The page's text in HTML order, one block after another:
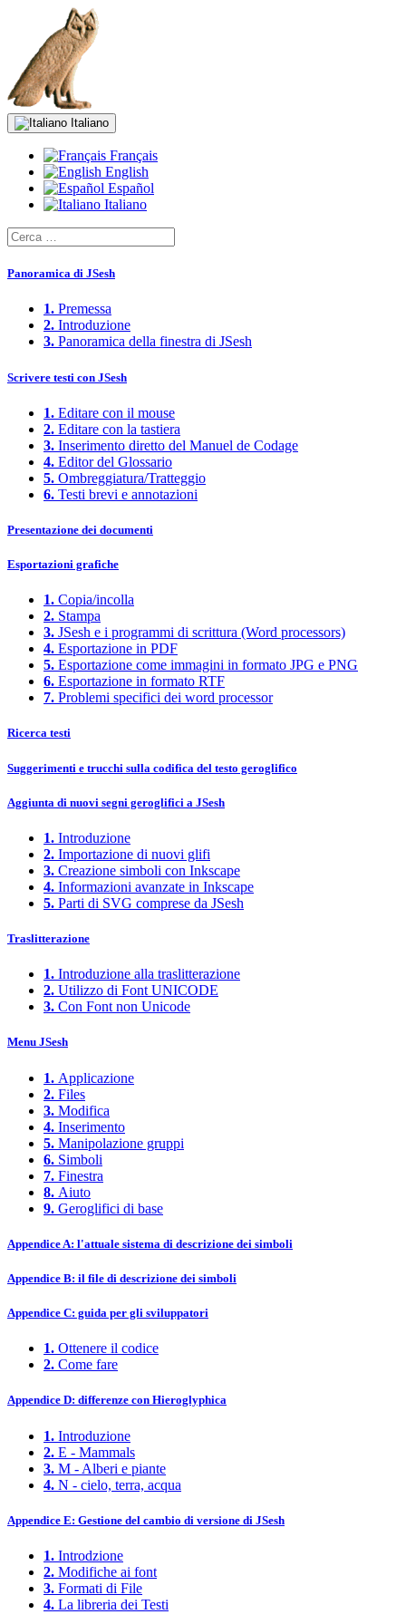
Italiano
Français
English
Español
Italiano
Panoramica di JSesh
1. Premessa
2. Introduzione
3. Panoramica della finestra di JSesh
Scrivere testi con JSesh
1. Editare con il mouse
2. Editare con la tastiera
3. Inserimento diretto del Manuel de Codage
4. Editor del Glossario
5. Ombreggiatura/Tratteggio
6. Testi brevi e annotazioni
Presentazione dei documenti
Esportazioni grafiche
1. Copia/incolla
2. Stampa
3. JSesh e i programmi di scrittura (Word processors)
4. Esportazione in PDF
5. Esportazione come immagini in formato JPG e PNG
6. Esportazione in formato RTF
7. Problemi specifici dei word processor
Ricerca testi
Suggerimenti e trucchi sulla codifica del testo geroglifico
Aggiunta di nuovi segni geroglifici a JSesh
1. Introduzione
2. Importazione di nuovi glifi
3. Creazione simboli con Inkscape
4. Informazioni avanzate in Inkscape
5. Parti di SVG comprese da JSesh
Traslitterazione
1. Introduzione alla traslitterazione
2. Utilizzo di Font UNICODE
3. Con Font non Unicode
Menu JSesh
1. Applicazione
2. Files
3. Modifica
4. Inserimento
5. Manipolazione gruppi
6. Simboli
7. Finestra
8. Aiuto
9. Geroglifici di base
Appendice A: l'attuale sistema di descrizione dei simboli
Appendice B: il file di descrizione dei simboli
Appendice C: guida per gli sviluppatori
1. Ottenere il codice
2. Come fare
Appendice D: differenze con Hieroglyphica
1. Introduzione
2. E - Mammals
3. M - Alberi e piante
4. N - cielo, terra, acqua
Appendice E: Gestione del cambio di versione di JSesh
1. Introdzione
2. Modifiche ai font
3. Formati di File
4. La libreria dei Testi